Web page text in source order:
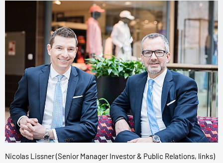
Nicolas Lissner (Senior Manager Investor & Public Relations, links)